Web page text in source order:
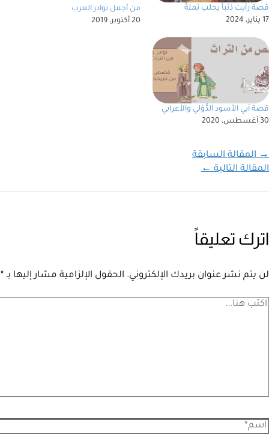
قصة رأيت ذئباً يحلب نملةً
17 يناير، 2024
من أجمل نوادر العرب
20 أكتوبر، 2019
قصة أبي الأسود الدُّؤلي والأعرابي
30 أغسطس، 2020
→المقالة السابقة
المقالة التالية←
اترك تعليقاً
لن يتم نشر عنوان بريدك الإلكتروني. الحقول الإلزامية مشار إليها بـ*